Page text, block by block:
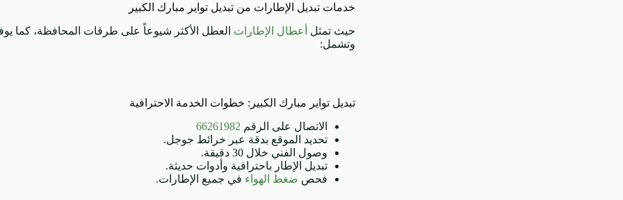
خدمات تبديل الإطارات من تبديل تواير مبارك الكبير
حيث تمثل
أعطال الإطارات العطل الأكثر شيوعاً على طرقات المحافظة، كما
وتشمل:
تبديل تواير مبارك الكبير: خطوات الخدمة الاحترافية
الاتصال على الرقم 66261982
تحديد الموقع بدقة عبر خرائط جوجل.
وصول الفني خلال 30 دقيقة.
تبديل الإطار باحترافية وأدوات حديثة.
فحص ضغط الهواء في جميع الإطارات.